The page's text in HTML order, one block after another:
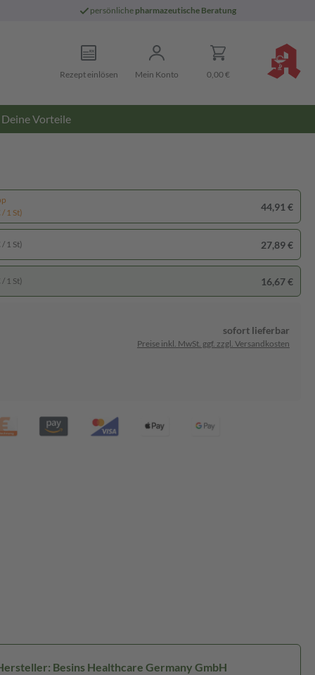
persönliche pharmazeutische Beratung
Rezept einlösen Mein Konto 0,00 €
Deine Vorteile
1 St)
44,91 €
1 St) 27,89 €
1 St) 16,67 €
sofort lieferbar
Preise inkl. MwSt. ggf. zzgl. Versandkosten
Besins Healthcare Germany GmbH